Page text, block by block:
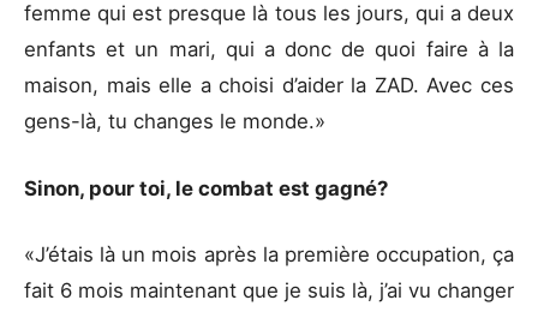
femme qui est presque là tous les jours, qui a deux
enfants et un mari, qui a donc de quoi faire à la
maison, mais elle a choisi d’aider la ZAD. Avec ces
gens-là, tu changes le monde.»
Sinon, pour toi, le combat est gagné?
«J’étais là un mois après la première occupation, ça
fait 6 mois maintenant que je suis là, j’ai vu changer